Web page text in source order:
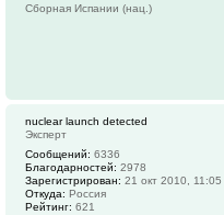
Сборная Испании (нац.)
nuclear launch detected
Эксперт
Сообщений: 6336
Благодарностей: 2978
Зарегистрирован: 21 окт 2010, 11:05
Откуда: Россия
Рейтинг: 621